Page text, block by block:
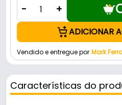
- +
ADICIONAR
Vendido e entregue por Mark
Características do